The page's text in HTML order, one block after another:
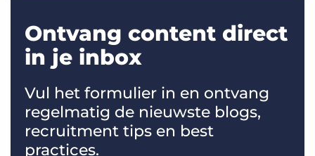
Ontvang content direct
in je inbox
Vul het formulier in en ontvang
regelmatig de nieuwste blogs,
recruitment tips en best
practices.